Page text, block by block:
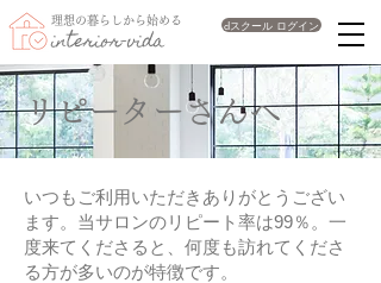
interior-vida
理想の暮らしから始める dスクール ログイン
リピーターさんへ
いつもご利用いただきありがとうござい
ます。当サロンのリピート率は99％。一
度来てくださると、何度も訪れてくださ
る方が多いのが特徴です。